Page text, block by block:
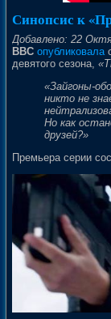
Синопсис к
Добавлено: 22
BBC опубликовала
девятого сезона,
«Зайгоны-
никто не
Но как
друзей?»
Премьера серии